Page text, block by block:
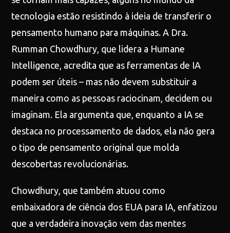
tecnologia estão resistindo à ideia de transferir o
pensamento humano para máquinas. A Dra.
Rumman Chowdhury, que lidera a Humane
Intelligence, acredita que as ferramentas de IA
podem ser úteis – mas não devem substituir a
maneira como as pessoas raciocinam, decidem ou
imaginam. Ela argumenta que, enquanto a IA se
destaca no processamento de dados, ela não gera
o tipo de pensamento original que molda
descobertas revolucionárias.
Chowdhury, que também atuou como
embaixadora de ciência dos EUA para IA, enfatizou
que a verdadeira inovação vem das mentes